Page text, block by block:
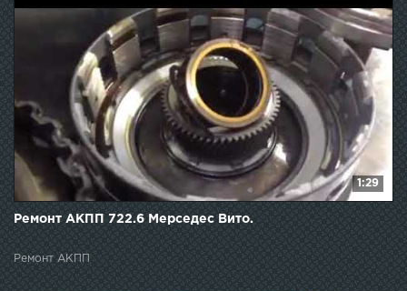
1:29
Ремонт АКПП 722.6 Мерседес Вито.
Ремонт АКПП